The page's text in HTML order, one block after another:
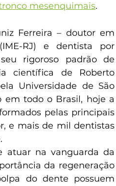
mesenquimais.
Ferreira – doutor em
RJ) e dentista por
rigoroso padrão de
científica de Roberto
Universidade de São
em todo o Brasil, hoje a
pelas principais
e mais de mil dentistas
atuar na vanguarda da
da regeneração
do dente possuem